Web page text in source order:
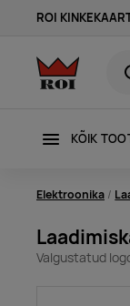
ROI
KÕIK
Elektroonika
Valgustatud